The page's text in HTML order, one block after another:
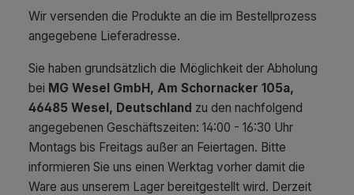
Wir versenden die Produkte an die im Bestellprozess
angegebene Lieferadresse.
Sie haben grundsätzlich die Möglichkeit der Abholung
bei MG Wesel GmbH, Am Schornacker 105a,
46485 Wesel, Deutschland zu den nachfolgend
angegebenen Geschäftszeiten: 14:00 - 16:30 Uhr
Montags bis Freitags außer an Feiertagen. Bitte
informieren Sie uns einen Werktag vorher damit die
Ware aus unserem Lager bereitgestellt wird. Derzeit